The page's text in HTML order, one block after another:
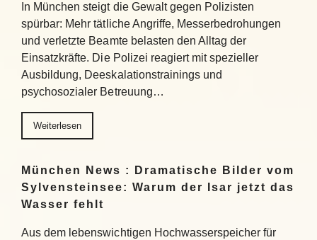
In München steigt die Gewalt gegen Polizisten
spürbar: Mehr tätliche Angriffe, Messerbedrohungen
und verletzte Beamte belasten den Alltag der
Einsatzkräfte. Die Polizei reagiert mit spezieller
Ausbildung, Deeskalationstrainings und
psychosozialer Betreuung…
Weiterlesen
München News : Dramatische Bilder vom
Sylvensteinsee: Warum der Isar jetzt das
Wasser fehlt
Aus dem lebenswichtigen Hochwasserspeicher für